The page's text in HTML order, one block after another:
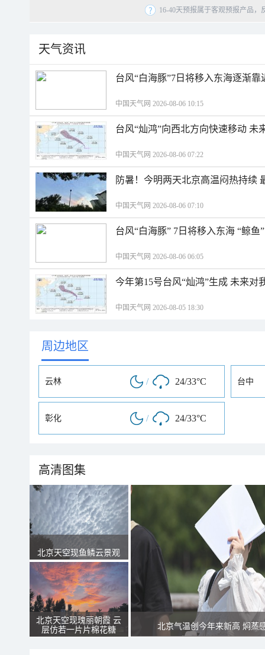
16-40天预报属于客观预报产品
天气资讯
台风“白海豚”7日将移入东海逐渐
中国天气网 2026-08-06 10:15
台风“灿鸿”向西北方向快速移动 未
中国天气网 2026-08-06 07:22
防暑！今明两天北京高温闷热持续
中国天气网 2026-08-06 07:10
台风“白海豚” 7日将移入东海 “鲸
中国天气网 2026-08-06 06:05
今年第15号台风“灿鸿”生成 未来对
中国天气网 2026-08-05 18:30
周边地区
云林 / 24/33°C 台中
彰化 / 24/33°C
高清图集
北京天空现鱼鳞云景观
北京天空现瑰丽朝霞 云
层仿若一片片棉花糖
北京气温创今年来新高 焖蒸